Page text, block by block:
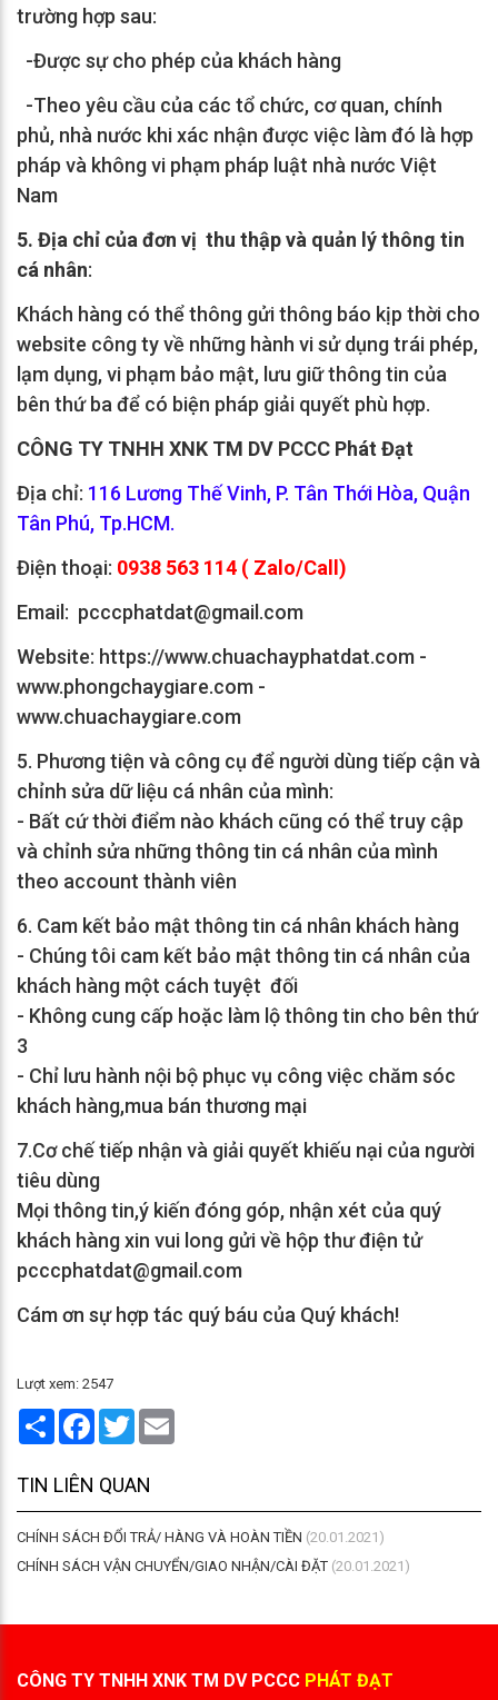
trường hợp sau:
-Được sự cho phép của khách hàng
-Theo yêu cầu của các tổ chức, cơ quan, chính
phủ, nhà nước khi xác nhận được việc làm đó là hợp
pháp và không vi phạm pháp luật nhà nước Việt
Nam
5. Địa chỉ của đơn vị thu thập và quản lý thông tin
cá nhân:
Khách hàng có thể thông gửi thông báo kịp thời cho
website công ty về những hành vi sử dụng trái phép,
lạm dụng, vi phạm bảo mật, lưu giữ thông tin của
bên thứ ba để có biện pháp giải quyết phù hợp.
CÔNG TY TNHH XNK TM DV PCCC Phát Đạt
Địa chỉ: 116 Lương Thế Vinh, P. Tân Thới Hòa, Quận
Tân Phú, Tp.HCM.
Điện thoại: 0938 563 114 ( Zalo/Call)
Email: pcccphatdat@gmail.com
Website: https://www.chuachayphatdat.com -
www.phongchaygiare.com -
www.chuachaygiare.com
5. Phương tiện và công cụ để người dùng tiếp cận và
chỉnh sửa dữ liệu cá nhân của mình:
- Bất cứ thời điểm nào khách cũng có thể truy cập
và chỉnh sửa những thông tin cá nhân của mình
theo account thành viên
6. Cam kết bảo mật thông tin cá nhân khách hàng
- Chúng tôi cam kết bảo mật thông tin cá nhân của
khách hàng một cách tuyệt đối
- Không cung cấp hoặc làm lộ thông tin cho bên thứ
3
- Chỉ lưu hành nội bộ phục vụ công việc chăm sóc
khách hàng,mua bán thương mại
7.Cơ chế tiếp nhận và giải quyết khiếu nại của người
tiêu dùng
Mọi thông tin,ý kiến đóng góp, nhận xét của quý
khách hàng xin vui long gửi về hộp thư điện tử
pcccphatdat@gmail.com
Cám ơn sự hợp tác quý báu của Quý khách!
Lượt xem: 2547
Share Facebook
Twitter
TIN LIÊN QUAN
CHÍNH SÁCH ĐỔI TRẢ/ HÀNG VÀ HOÀN TIỀN (20.01.2021)
CHÍNH SÁCH VẬN CHUYỂN/GIAO NHẬN/CÀI ĐẶT (20.01.2021)
CÔNG TY TNHH XNK TM DV PCCC PHÁT ĐẠT